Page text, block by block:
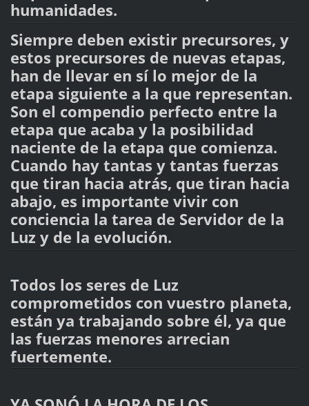
humanidades.
Siempre deben existir precursores, y
estos precursores de nuevas etapas,
han de llevar en sí lo mejor de la
etapa siguiente a la que representan.
Son el compendio perfecto entre la
etapa que acaba y la posibilidad
naciente de la etapa que comienza.
Cuando hay tantas y tantas fuerzas
que tiran hacia atrás, que tiran hacia
abajo, es importante vivir con
conciencia la tarea de Servidor de la
Luz y de la evolución.
Todos los seres de Luz
comprometidos con vuestro planeta,
están ya trabajando sobre él, ya que
las fuerzas menores arrecian
fuertemente.